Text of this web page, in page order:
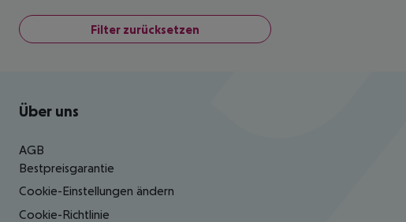
Filter zurücksetzen
Footer navigation
Über uns
AGB
Bestpreisgarantie
Cookie-Einstellungen ändern
Cookie-Richtlinie